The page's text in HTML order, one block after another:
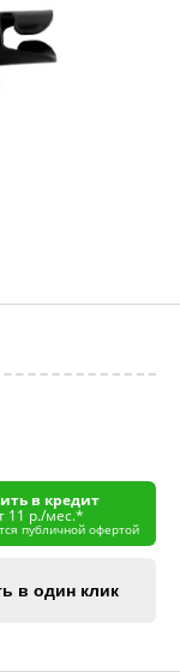
в кредит
11 р./мес.*
публичной офертой
в один клик